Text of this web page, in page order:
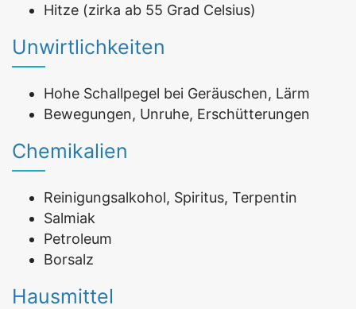
Hitze (zirka ab 55 Grad Celsius)
Unwirtlichkeiten
Hohe Schallpegel bei Geräuschen, Lärm
Bewegungen, Unruhe, Erschütterungen
Chemikalien
Reinigungsalkohol, Spiritus, Terpentin
Salmiak
Petroleum
Borsalz
Hausmittel